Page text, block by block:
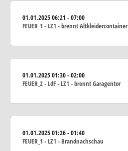
01.01.202506:21 - 07:00
FEUER_1 - LZ1 - brennt Altkleidercontainer
01.01.202501:30 - 02:00
FEUER_2 - LdF - LZ1 - brennt Garagentor
01.01.202501:26 - 01:40
FEUER_1 - LZ1 - Brandnachschau